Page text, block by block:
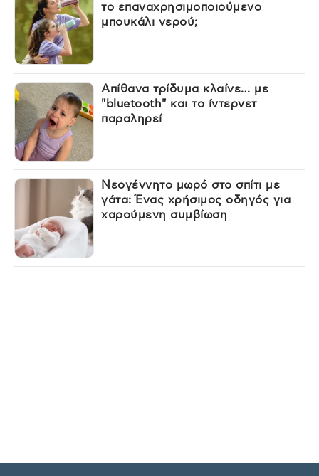
το επαναχρησιμοποιούμενο
μπουκάλι νερού;
Απίθανα τρίδυμα κλαίνε… με
"bluetooth" και το ίντερνετ
παραληρεί
Νεογέννητο μωρό στο σπίτι με
γάτα: Ένας χρήσιμος οδηγός για
χαρούμενη συμβίωση